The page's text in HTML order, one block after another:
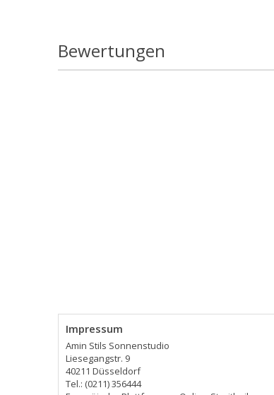
Bewertungen
Impressum
Amin Stils Sonnenstudio
Liesegangstr. 9
40211 Düsseldorf
Tel.: (0211) 356444